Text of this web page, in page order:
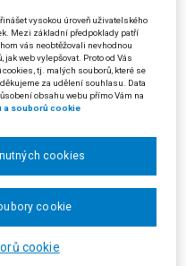
o jejich obsahu.
stížnosti, jelikož stěžovatelka
ve smyslu § 59 odst. 1
že se nezabývala
rozvedl požadavek vyjádřený v
sporná, zaujaly rozdílné právní
splnit upozornění vydané
vysokou úroveň uživatelského
Mezi základní předpoklady patří
vás neobtěžovali nevhodnou
web vylepšovat. Proto od Vás
tj. malých souborů, které se
za udělení souhlasu. Data
obsahu webu přímo Vám na
a souborů cookie
cookie
cookies
cookie